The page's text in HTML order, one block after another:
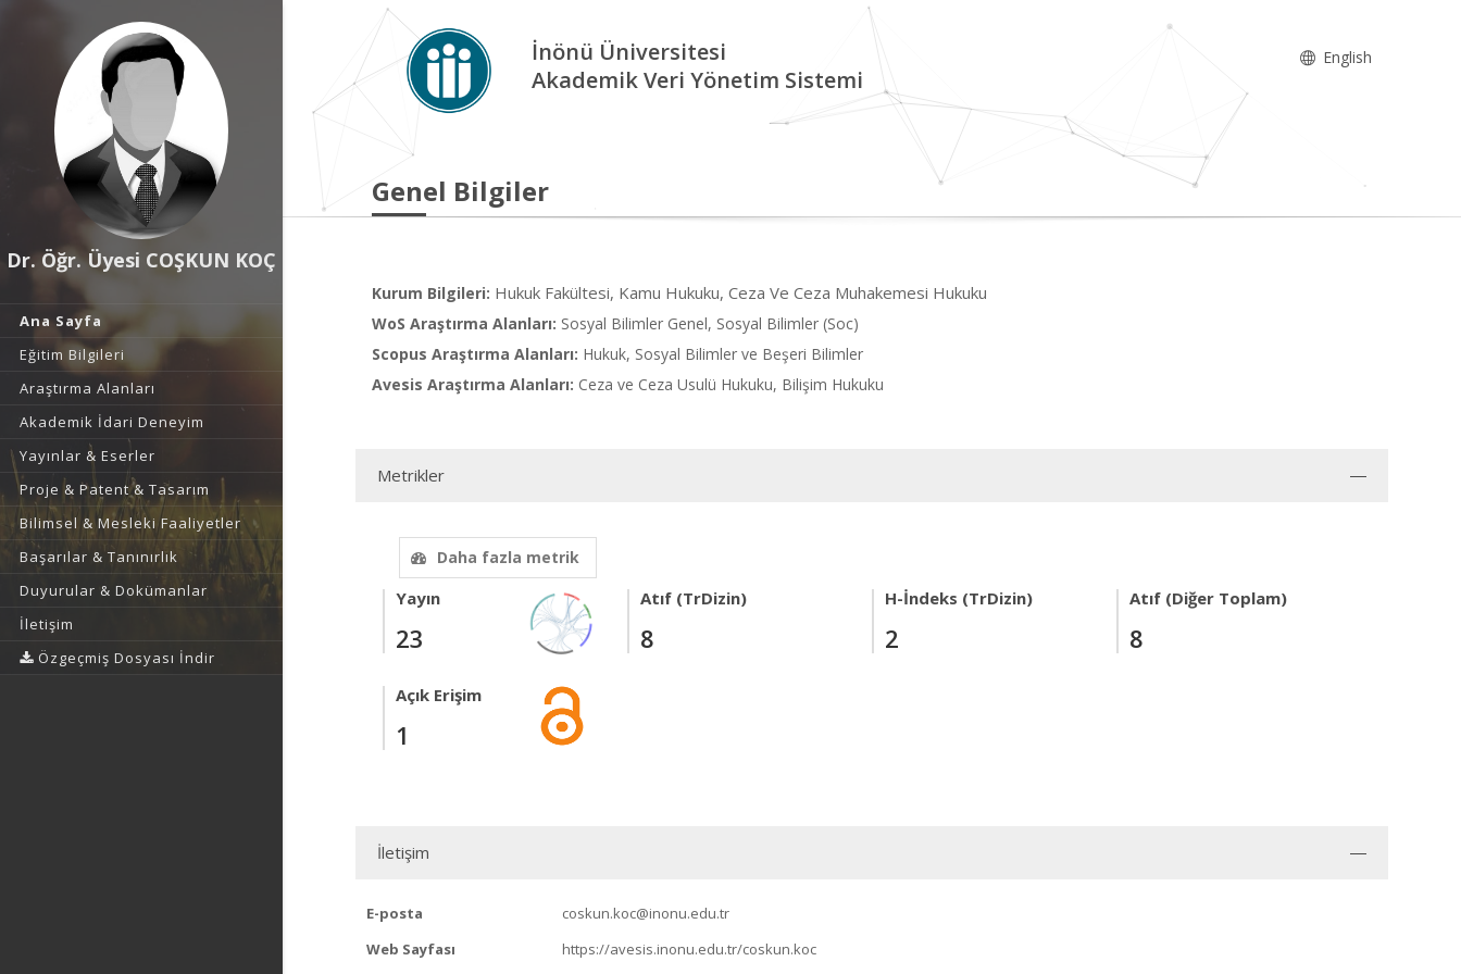
Dr. Öğr. Üyesi COŞKUN KOÇ
Ana Sayfa
Eğitim Bilgileri
Araştırma Alanları
Akademik İdari Deneyim
Yayınlar & Eserler
Proje & Patent & Tasarım
Bilimsel & Mesleki Faaliyetler
Başarılar & Tanınırlık
Duyurular & Dokümanlar
İletişim
Özgeçmiş Dosyası İndir
İnönü Üniversitesi
Akademik Veri Yönetim Sistemi
English
Genel Bilgiler
Kurum Bilgileri: Hukuk Fakültesi, Kamu Hukuku, Ceza Ve Ceza Muhakemesi Hukuku
WoS Araştırma Alanları: Sosyal Bilimler Genel, Sosyal Bilimler (Soc)
Scopus Araştırma Alanları: Hukuk, Sosyal Bilimler ve Beşeri Bilimler
Avesis Araştırma Alanları: Ceza ve Ceza Usulü Hukuku, Bilişim Hukuku
Metrikler
Daha fazla metrik
Yayın
23
Atıf (TrDizin)
8
H-İndeks (TrDizin)
2
Atıf (Diğer Toplam)
8
Açık Erişim
1
İletişim
E-posta
coskun.koc@inonu.edu.tr
Web Sayfası
https://avesis.inonu.edu.tr/coskun.koc